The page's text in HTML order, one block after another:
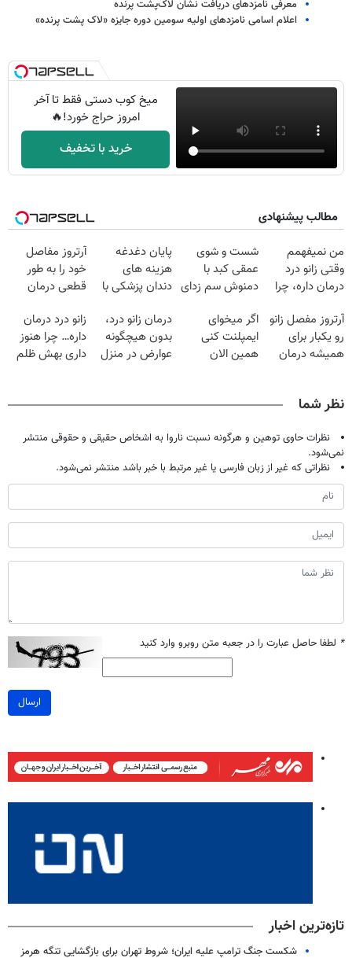
معرفی نامزدهای دریافت نشان لاک‌پشت پرنده
اعلام اسامی نامزدهای اولیه سومین دوره جایزه «لاک پشت پرنده»
میخ کوب دستی فقط تا آخر
امروز حراج خورد!🔥
خرید با تخفیف
مطالب پیشنهادی
من نمیفهمم
وقتی زانو درد
درمان داره، چرا
تحمل میکنی؟❗
شست و شوی
عمقی کبد با
دمنوش سم زدای
پایان دغدغه
هزینه های
دندان پزشکی با
خانگی
آرتروز مفاصل
خود را به طور
قطعی درمان
◗پرسش‌نامه◖
آرتروز مفصل زانو
رو یکبار برای
همیشه درمان
اگر میخوای
ایمپلنت کنی
همین الان
تومان!!!
درمان زانو درد،
بدون هیچگونه
عوارض در منزل
زانو درد درمان
داره… چرا هنوز
داری بهش ظلم
نظر شما
نظرات حاوی توهین و هرگونه نسبت ناروا به اشخاص حقیقی و حقوقی منتشر
نمی‌شود.
نظراتی که غیر از زبان فارسی یا غیر مرتبط با خبر باشد منتشر نمی‌شود.
* لطفا حاصل عبارت را در جعبه متن روبرو وارد کنید
ارسال
تازه‌ترین اخبار
شکست جنگ ترامپ علیه ایران؛ شروط تهران برای بازگشایی تنگه هرمز